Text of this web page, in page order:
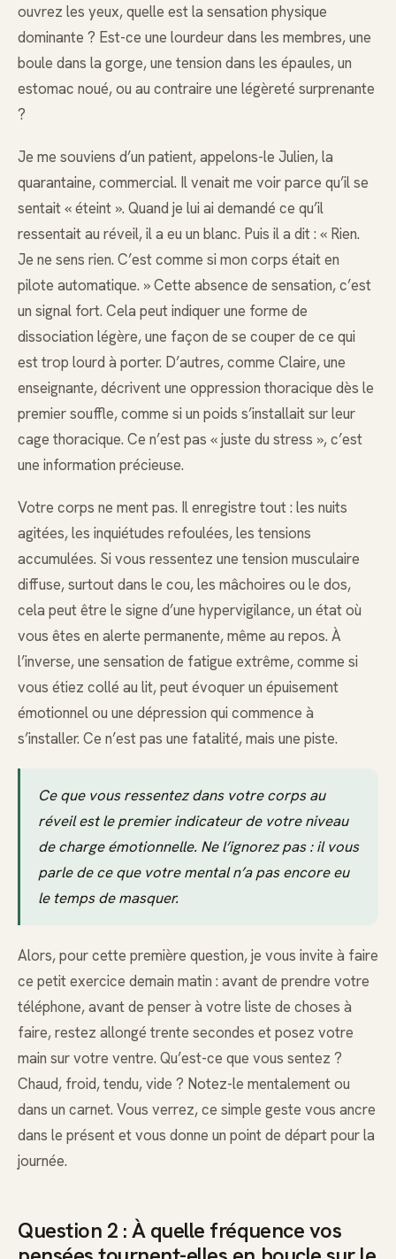
ouvrez les yeux, quelle est la sensation physique
dominante ? Est-ce une lourdeur dans les membres, une
boule dans la gorge, une tension dans les épaules, un
estomac noué, ou au contraire une légèreté surprenante
?
Je me souviens d’un patient, appelons-le Julien, la
quarantaine, commercial. Il venait me voir parce qu’il se
sentait « éteint ». Quand je lui ai demandé ce qu’il
ressentait au réveil, il a eu un blanc. Puis il a dit : « Rien.
Je ne sens rien. C’est comme si mon corps était en
pilote automatique. » Cette absence de sensation, c’est
un signal fort. Cela peut indiquer une forme de
dissociation légère, une façon de se couper de ce qui
est trop lourd à porter. D’autres, comme Claire, une
enseignante, décrivent une oppression thoracique dès le
premier souffle, comme si un poids s’installait sur leur
cage thoracique. Ce n’est pas « juste du stress », c’est
une information précieuse.
Votre corps ne ment pas. Il enregistre tout : les nuits
agitées, les inquiétudes refoulées, les tensions
accumulées. Si vous ressentez une tension musculaire
diffuse, surtout dans le cou, les mâchoires ou le dos,
cela peut être le signe d’une hypervigilance, un état où
vous êtes en alerte permanente, même au repos. À
l’inverse, une sensation de fatigue extrême, comme si
vous étiez collé au lit, peut évoquer un épuisement
émotionnel ou une dépression qui commence à
s’installer. Ce n’est pas une fatalité, mais une piste.
Ce que vous ressentez dans votre corps au
réveil est le premier indicateur de votre niveau
de charge émotionnelle. Ne l’ignorez pas : il vous
parle de ce que votre mental n’a pas encore eu
le temps de masquer.
Alors, pour cette première question, je vous invite à faire
ce petit exercice demain matin : avant de prendre votre
téléphone, avant de penser à votre liste de choses à
faire, restez allongé trente secondes et posez votre
main sur votre ventre. Qu’est-ce que vous sentez ?
Chaud, froid, tendu, vide ? Notez-le mentalement ou
dans un carnet. Vous verrez, ce simple geste vous ancre
dans le présent et vous donne un point de départ pour la
journée.
Question 2 : À quelle fréquence vos